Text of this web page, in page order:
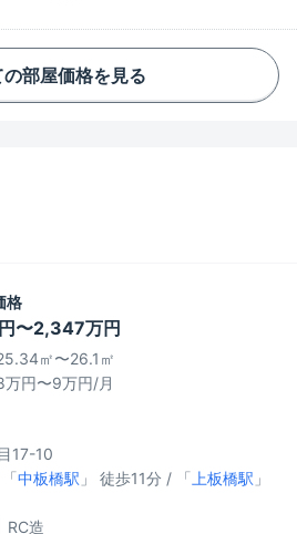
部屋価格を見る
格
〜2,347万円
㎡〜26.1㎡
円〜9万円/月
17-10
中板橋駅 」 徒歩11分 / 「 上板橋駅 」
RC造